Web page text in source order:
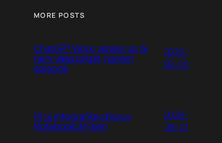
MORE POSTS
ChatGPT Work: amikor az AI
nem válaszolgat, hanem
dolgozik
2026-
08-02
10 új infografika stílus a
NotebookLM-ben
2026-
08-01